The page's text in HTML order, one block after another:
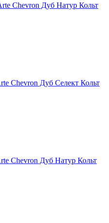
Chevron Дуб Натур Кольт
Chevron Дуб Селект Кольт
Chevron Дуб Натур Кольт